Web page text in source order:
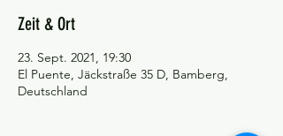
Zeit & Ort
23. Sept. 2021, 19:30
El Puente, Jäckstraße 35 D, Bamberg,
Deutschland